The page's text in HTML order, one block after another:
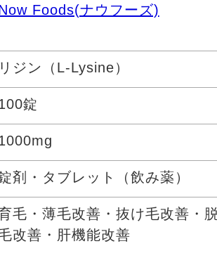
Foods(ナウフーズ)
リジン（L-Lysine）
錠
剤・タブレット（飲み薬）
毛・薄毛改善・抜け毛改善・
改善・肝機能改善